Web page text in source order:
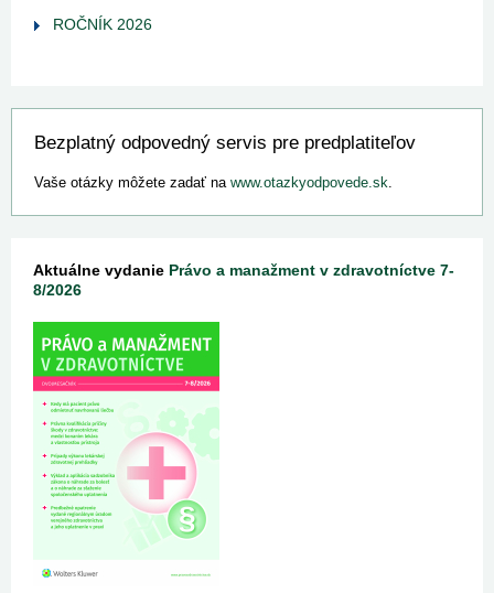
ROČNÍK 2026
Bezplatný odpovedný servis pre predplatiteľov
Vaše otázky môžete zadať na www.otazkyodpovede.sk.
Aktuálne vydanie Právo a manažment v zdravotníctve 7-
8/2026